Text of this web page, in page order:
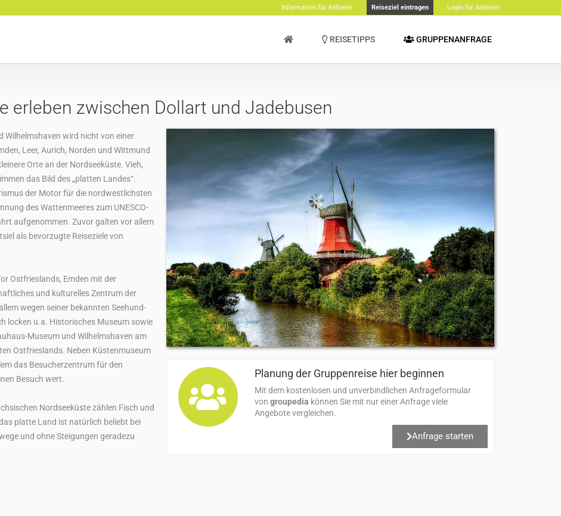
Information für Anbieter Reiseziel eintragen Login für Anbieter
REISETIPPS GRUPPENANFRAGE
erleben zwischen Dollart und Jadebusen
Wilhelmshaven wird nicht von einer
Leer, Aurich, Norden und Wittmund
Orte an der Nordseeküste. Vieh,
das Bild des „platten Landes“.
der Motor für die nordwestlichsten
des Wattenmeeres zum UNESCO-
aufgenommen. Zuvor galten vor allem
als bevorzugte Reiseziele von
Ostfrieslands, Emden mit der
und kulturelles Zentrum der
wegen seiner bekannten Seehund-
locken u.a. Historisches Museum sowie
Museum und Wilhelmshaven am
Ostfrieslands. Neben Küstenmuseum
das Besucherzentrum für den
Besuch wert.
Nordseeküste zählen Fisch und
platte Land ist natürlich beliebt bei
und ohne Steigungen geradezu
Planung der Gruppenreise hier beginnen​
Mit dem kostenlosen und unverbindlichen Anfrageformular
von groupedia können Sie mit nur einer Anfrage viele
Angebote vergleichen.
Anfrage starten